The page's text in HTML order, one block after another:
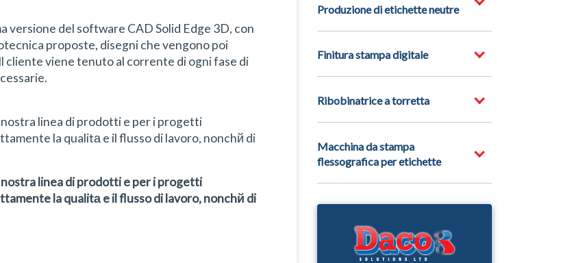
versione del software CAD Solid Edge 3D, con
proposte, disegni che vengono poi
cliente viene tenuto al corrente di ogni fase di
linea di prodotti e per i progetti
la qualitа e il flusso di lavoro, nonchй di
linea di prodotti e per i progetti
la qualitа e il flusso di lavoro, nonchй di
Produzione di etichette neutre
Finitura stampa digitale
Ribobinatrice a torretta
Macchina da stampa
flessografica per etichette